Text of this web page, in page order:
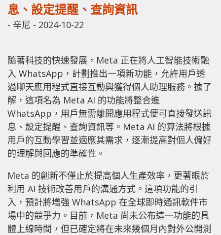
息、設定提醒、查詢資訊
- 辛尼 - 2024-10-22
隨著科技的快速發展，Meta 正在將人工智能技術融
入 WhatsApp，計劃推出一項新功能，允許用戶透
過聊天應用程式直接互動與獲得個人助理服務。據了
解，這項名為 Meta AI 的功能將整合進
WhatsApp，用戶無需離開應用程式便可直接發送訊
息、設定提醒、查詢資訊等。Meta AI 的算法將根據
用戶的互動學習並適應其需求，逐漸提高對個人偏好
的理解與回應的準確性。
Meta 的創新不僅止於提高個人生產效率，更著眼於
利用 AI 技術改善用戶的溝通方式。這項功能的引
入，預計將增強 WhatsApp 在全球即時通訊軟件市
場中的競爭力。目前，Meta 尚未公布這一功能的具
體上線時間，但已確定將在未來幾個月內對外公開測